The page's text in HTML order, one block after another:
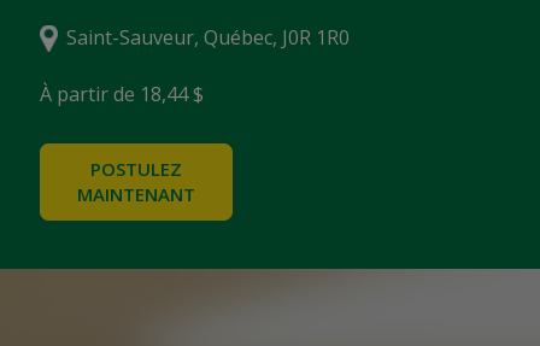
Saint-Sauveur, Québec, J0R 1R0
À partir de 18,44 $
POSTULEZ
MAINTENANT